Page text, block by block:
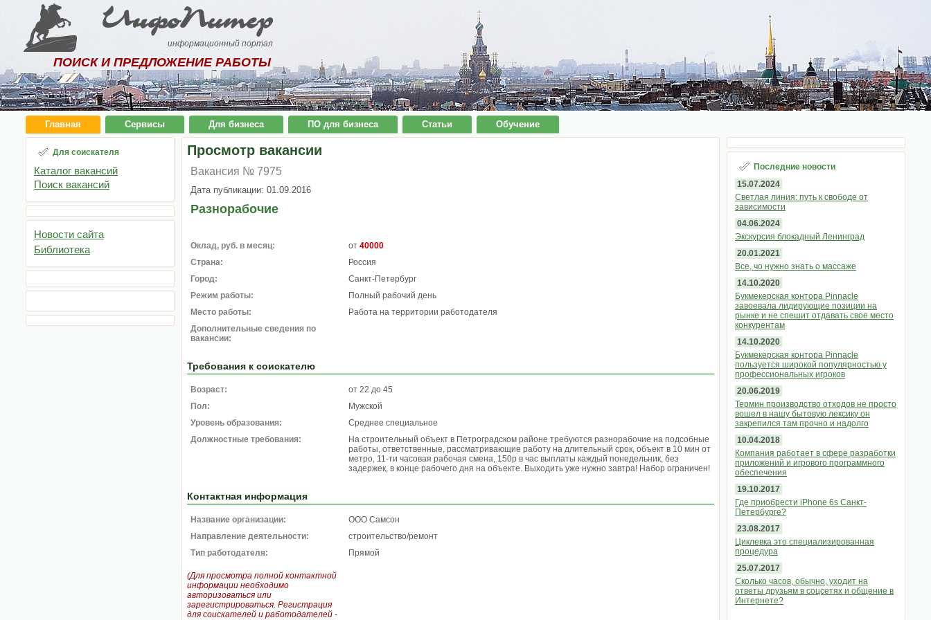
ИнфоПитер
информационный портал
ПОИСК И ПРЕДЛОЖЕНИЕ РАБОТЫ
Главная Сервисы Для бизнеса ПО для бизнеса Статьи Обучение
Для соискателя
Каталог вакансий
Поиск вакансий
Новости сайта
Библиотека
Просмотр вакансии
Вакансия № 7975
Дата публикации: 01.09.2016
Разнорабочие
Оклад, руб. в месяц: от 40000
Страна:
Россия
Город:
Санкт-Петербург
Режим работы:
Полный рабочий день
Место работы:
Работа на территории работодателя
Дополнительные сведения по
вакансии:
Требования к соискателю
Возраст:
от 22 до 45
Пол:
Мужской
Уровень образования:
Среднее специальное
Должностные требования:
На строительный объект в Петроградском районе требуются разнорабочие на подсобные
работы, ответственные, рассматривающие работу на длительный срок, объект в 10 мин от
метро, 11-ти часовая рабочая смена, 150р в час выплаты каждый понедельник, без
задержек, в конце рабочего дня на объекте. Выходить уже нужно завтра! Набор ограничен!
Контактная информация
Название организации:
ООО Самсон
Направление деятельности:
строительство/ремонт
Тип работодателя:
Прямой
(Для просмотра полной контактной
информации необходимо
авторизоваться или
зарегистрироваться. Регистрация
для соискателей и работодателей -
Последние новости
15.07.2024
Светлая линия: путь к свободе от
зависимости
04.06.2024
Экскурсия блокадный Ленинград
20.01.2021
Все, чо нужно знать о массаже
14.10.2020
Букмекерская контора Pinnacle
завоевала лидирующие позиции на
рынке и не спешит отдавать свое место
конкурентам
14.10.2020
Букмекерская контора Pinnacle
пользуется широкой популярностью у
профессиональных игроков
20.06.2019
Термин производство отходов не просто
вошел в нашу бытовую лексику он
закрепился там прочно и надолго
10.04.2018
Компания работает в сфере разработки
приложений и игрового программного
обеспечения
19.10.2017
Где приобрести iPhone 6s Санкт-
Петербурге?
23.08.2017
Циклевка это специализированная
процедура
25.07.2017
Сколько часов, обычно, уходит на
ответы друзьям в соцсетях и общение в
Интернете?